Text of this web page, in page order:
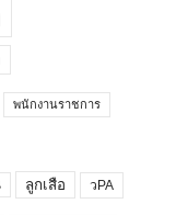
พนักงานราชการ
ลูกเสือ วPA